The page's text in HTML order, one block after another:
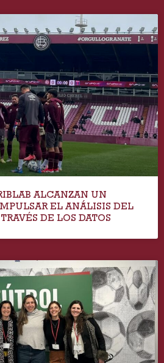
ALCANZAN UN
EL ANÁLISIS DEL
DE LOS DATOS